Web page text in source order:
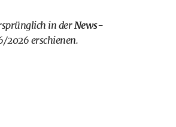
in der News-
2026 erschienen.